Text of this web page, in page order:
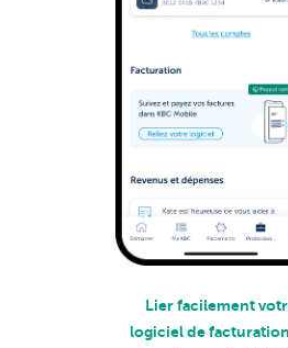
Lier facilement
logiciel de